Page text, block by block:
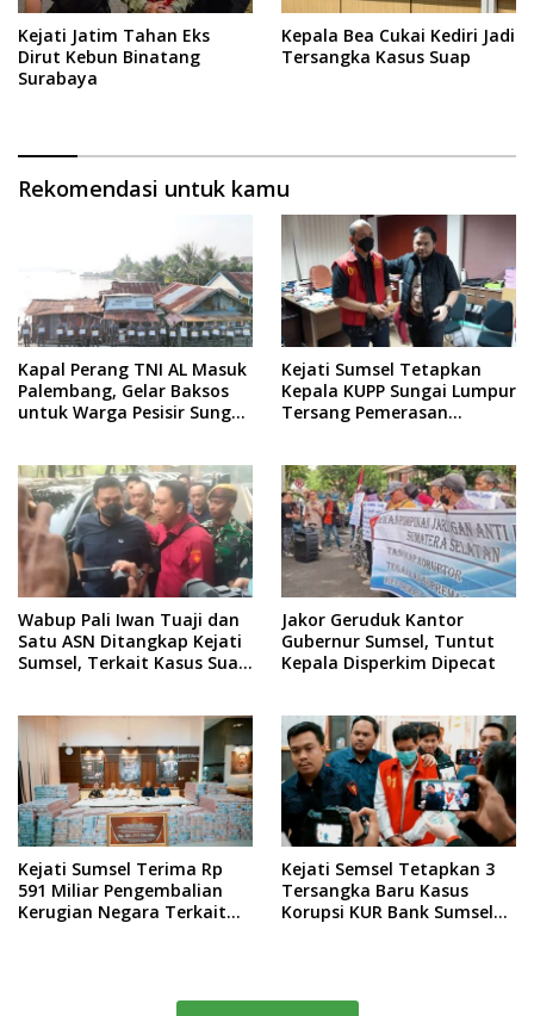
Kejati Jatim Tahan Eks
Dirut Kebun Binatang
Surabaya
Kepala Bea Cukai Kediri Jadi
Tersangka Kasus Suap
Rekomendasi untuk kamu
Kapal Perang TNI AL Masuk
Palembang, Gelar Baksos
untuk Warga Pesisir Sungai
Kejati Sumsel Tetapkan
Kepala KUPP Sungai Lumpur
Tersang Pemerasan
Wabup Pali Iwan Tuaji dan
Satu ASN Ditangkap Kejati
Sumsel, Terkait Kasus Suap
Jakor Geruduk Kantor
Gubernur Sumsel, Tuntut
Kepala Disperkim Dipecat
Kejati Sumsel Terima Rp
591 Miliar Pengembalian
Kerugian Negara Terkait
Kejati Semsel Tetapkan 3
Tersangka Baru Kasus
Korupsi KUR Bank Sumsel